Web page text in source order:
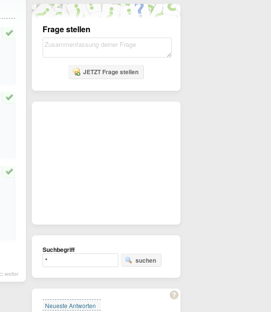
:: weiter
Frage stellen
JETZT Frage stellen
Suchbegriff
suchen
Neueste Antworten